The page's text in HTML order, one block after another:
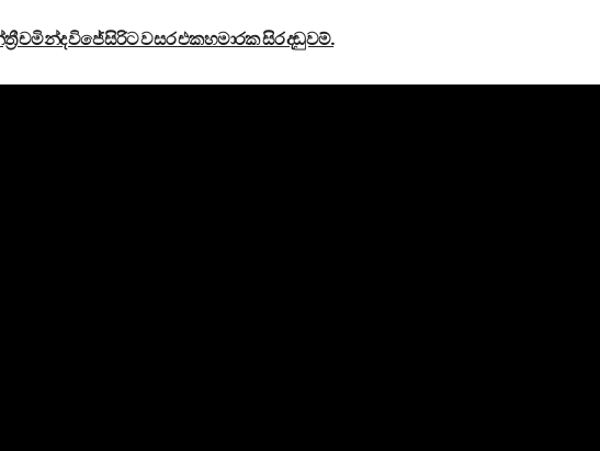
චමින්ද විජේසිරිට වසර එකහමාරක සිර දඬුවම්.